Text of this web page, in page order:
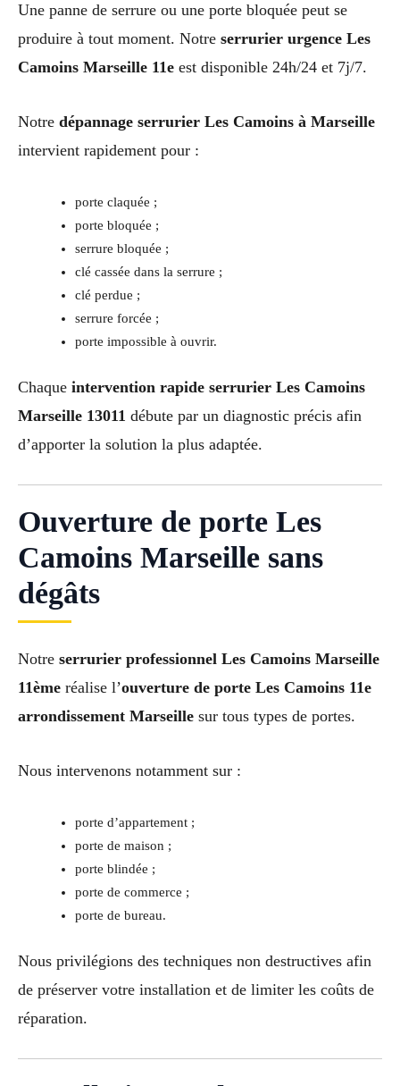
Une panne de serrure ou une porte bloquée peut se
produire à tout moment. Notre serrurier urgence Les
Camoins Marseille 11e est disponible 24h/24 et 7j/7.
Notre dépannage serrurier Les Camoins à Marseille
intervient rapidement pour :
porte claquée ;
porte bloquée ;
serrure bloquée ;
clé cassée dans la serrure ;
clé perdue ;
serrure forcée ;
porte impossible à ouvrir.
Chaque intervention rapide serrurier Les Camoins
Marseille 13011 débute par un diagnostic précis afin
d’apporter la solution la plus adaptée.
Ouverture de porte Les
Camoins Marseille sans
dégâts
Notre serrurier professionnel Les Camoins Marseille
11ème réalise l’ouverture de porte Les Camoins 11e
arrondissement Marseille sur tous types de portes.
Nous intervenons notamment sur :
porte d’appartement ;
porte de maison ;
porte blindée ;
porte de commerce ;
porte de bureau.
Nous privilégions des techniques non destructives afin
de préserver votre installation et de limiter les coûts de
réparation.